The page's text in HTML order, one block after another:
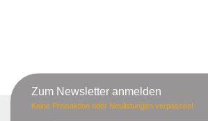
Zum Newsletter anmelden
Keine Preisaktion oder Neulistungen verpassen!